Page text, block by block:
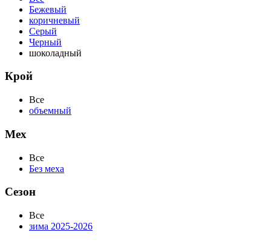
Бежевый
коричневый
Серый
Черный
шоколадный
Крой
Все
объемный
Мех
Все
Без меха
Сезон
Все
зима 2025-2026